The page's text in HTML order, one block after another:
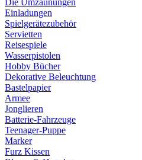
Die Umzäunungen
Einladungen
Spielgerätezubehör
Servietten
Reisespiele
Wasserpistolen
Hobby Bücher
Dekorative Beleuchtung
Bastelpapier
Armee
Jonglieren
Batterie-Fahrzeuge
Teenager-Puppe
Marker
Furz Kissen